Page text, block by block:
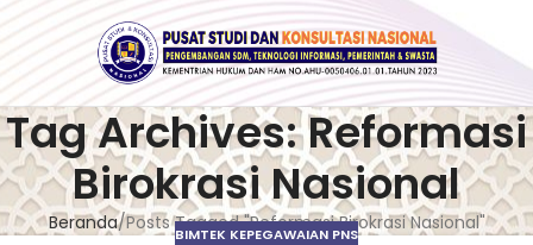
Tag Archives: Reformasi
Birokrasi Nasional
Beranda Posts Tagged "Reformasi Birokrasi Nasional"
BIMTEK KEPEGAWAIAN PNS